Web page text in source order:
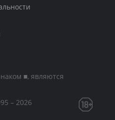
■, являются
– 2026